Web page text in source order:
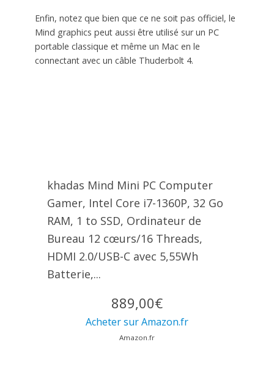
Enfin, notez que bien que ce ne soit pas officiel, le
Mind graphics peut aussi être utilisé sur un PC
portable classique et même un Mac en le
connectant avec un câble Thuderbolt 4.
khadas Mind Mini PC Computer
Gamer, Intel Core i7-1360P, 32 Go
RAM, 1 to SSD, Ordinateur de
Bureau 12 cœurs/16 Threads,
HDMI 2.0/USB-C avec 5,55Wh
Batterie,...
889,00€
Acheter sur Amazon.fr
Amazon.fr